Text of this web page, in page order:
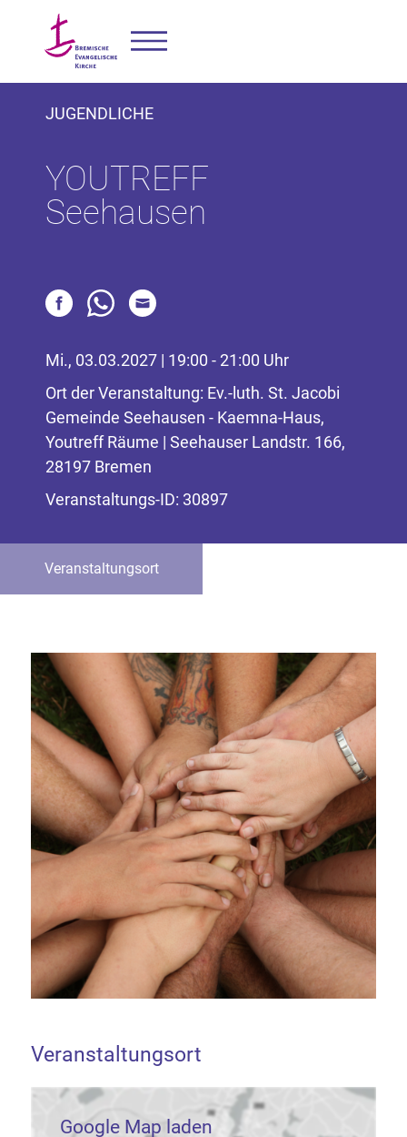
JUGENDLICHE
YOUTREFF
Seehausen
Mi., 03.03.2027 | 19:00 - 21:00 Uhr
Ort der Veranstaltung: Ev.-luth. St. Jacobi
Gemeinde Seehausen - Kaemna-Haus,
Youtreff Räume | Seehauser Landstr. 166,
28197 Bremen
Veranstaltungs-ID: 30897
Veranstaltungsort
Veranstaltungsort
Google Map laden